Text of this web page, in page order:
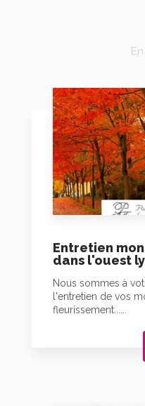
Entretien
dans l'ouest
Nous sommes à
l'entretien de vos
fleurissement......